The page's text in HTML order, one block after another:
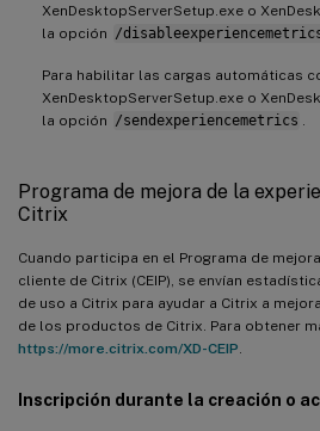
XenDesktopServerSetup.exe o
la opción /
Para habilitar las cargas automáticas
XenDesktopServerSetup.exe o
la opción /sendexperiencemetrics
Programa de mejora de la
Citrix
Cuando participa en el Programa de
cliente de Citrix (CEIP), se envían
de uso a Citrix para ayudar a Citrix a
de los productos de Citrix. Para obtener
https://more.citrix.com/XD-CEIP
Inscripción durante la creación o